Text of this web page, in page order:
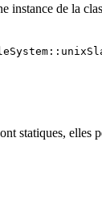
instance de la
statiques, elles